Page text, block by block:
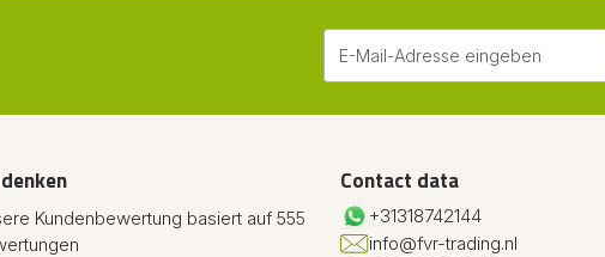
Kundenbewertung basiert auf 555
Contact data
+31318742144
info@fvr-trading.nl